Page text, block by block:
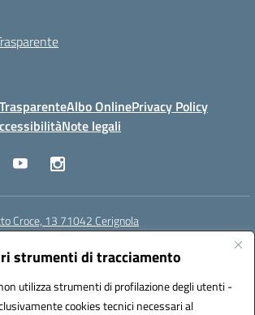
strumenti di tracciamento
utilizza strumenti di profilazione degli utenti -
cookies tecnici necessari al
Albo OnlinePrivacy Policy
Note legali
Croce, 13 71042 Cerignola
(PEC):fgps08000e@pec.istruzione.it
fgps08000e